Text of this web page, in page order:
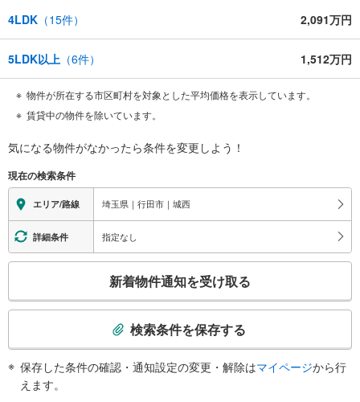
4LDK （15件） 2,091万円
5LDK以上 （6件） 1,512万円
物件が所在する市区町村を対象とした平均価格を表示しています。
賃貸中の物件を除いています。
気になる物件がなかったら条件を変更しよう！
現在の検索条件
エリア/路線 埼玉県｜行田市｜城西
詳細条件 指定なし
検
新着物件通知を受け取る
検索条件を保存する
保存した条件の確認・通知設定の変更・解除はマイページから行
えます。